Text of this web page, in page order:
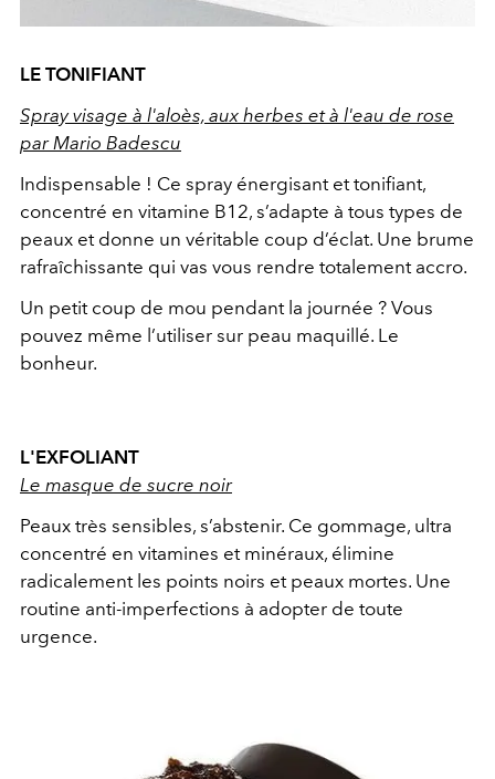
LE TONIFIANT
Spray visage à l'aloès, aux herbes et à l'eau de rose
par Mario Badescu
Indispensable ! Ce spray énergisant et tonifiant,
concentré en vitamine B12, s’adapte à tous types de
peaux et donne un véritable coup d’éclat. Une brume
rafraîchissante qui vas vous rendre totalement accro.
Un petit coup de mou pendant la journée ? Vous
pouvez même l’utiliser sur peau maquillé. Le
bonheur.
L'EXFOLIANT
Le masque de sucre noir
Peaux très sensibles, s’abstenir. Ce gommage, ultra
concentré en vitamines et minéraux, élimine
radicalement les points noirs et peaux mortes. Une
routine anti-imperfections à adopter de toute
urgence.